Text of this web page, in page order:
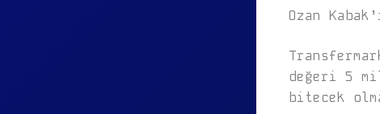
Ozan
değeri 5
bitecek